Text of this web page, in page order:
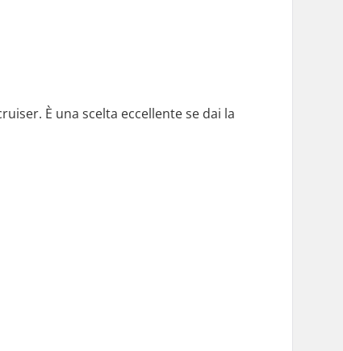
È una scelta eccellente se dai la